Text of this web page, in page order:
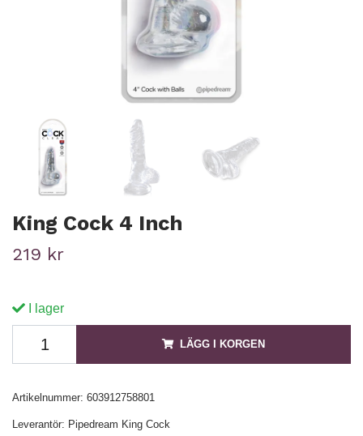
King Cock 4 Inch
219 kr
I lager
LÄGG I KORGEN
Artikelnummer: 603912758801
Leverantör: Pipedream King Cock